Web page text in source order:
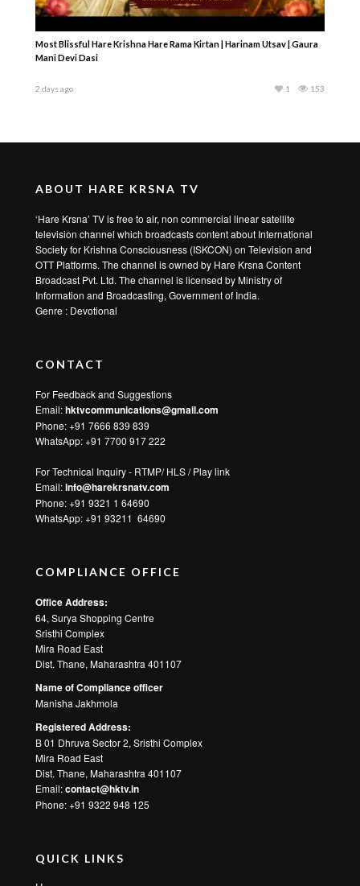
Most Blissful Hare Krishna Hare Rama Kirtan | Harinam Utsav | Gaura
Mani Devi Dasi
2 days ago 153
1
ABOUT HARE KRSNA TV
‘Hare Krsna’ TV is free to air, non commercial linear satellite
television channel which broadcasts content about International
Society for Krishna Consciousness (ISKCON) on Television and
OTT Platforms. The channel is owned by Hare Krsna Content
Broadcast Pvt. Ltd. The channel is licensed by Ministry of
Information and Broadcasting, Government of India.
Genre : Devotional
CONTACT
For Feedback and Suggestions
Email:hktvcommunications@gmail.com
Phone: +91 7666 839 839
WhatsApp:+91 7700 917 222
For Technical Inquiry - RTMP/ HLS / Play link
Email:info@harekrsnatv.com
Phone: +91 9321 1 64690
WhatsApp:+91 93211 64690
COMPLIANCE OFFICE
Office Address:
64, Surya Shopping Centre
Sristhi Complex
Mira Road East
Dist. Thane, Maharashtra 401107
Name of Compliance officer
Manisha Jakhmola
Registered Address:
B 01 Dhruva Sector 2, Sristhi Complex
Mira Road East
Dist. Thane, Maharashtra 401107
Email:contact@hktv.in
Phone: +91 9322 948 125
QUICK LINKS